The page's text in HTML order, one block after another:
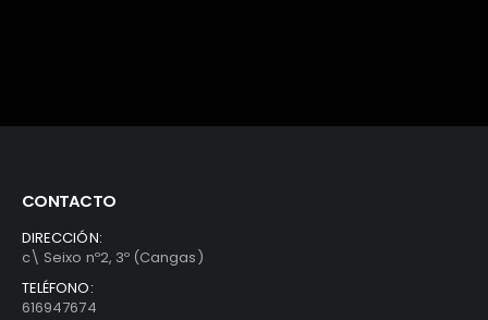
22,49€.
CONTACTO
DIRECCIÓN:
c\ Seixo nº2, 3º (Cangas)
TELÉFONO:
616947674